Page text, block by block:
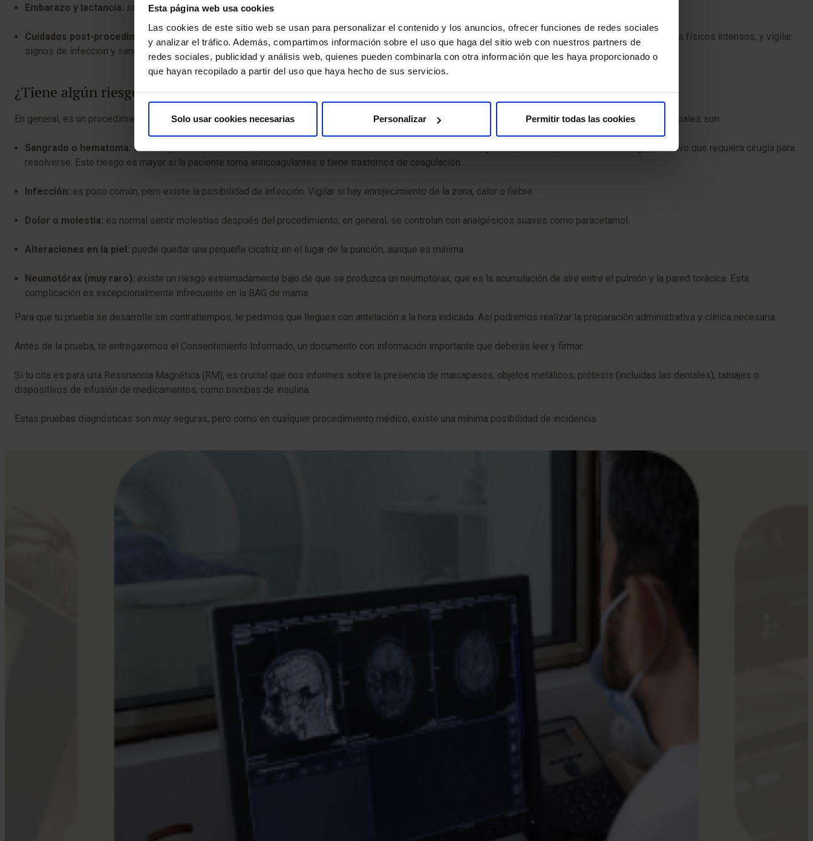
Esta página web usa cookies
Las cookies de este sitio web se usan para personalizar el contenido y los anuncios, ofrecer funciones de redes sociales
y analizar el tráfico. Además, compartimos información sobre el uso que haga del sitio web con nuestros partners de
redes sociales, publicidad y análisis web, quienes pueden combinarla con otra información que les haya proporcionado o
que hayan recopilado a partir del uso que haya hecho de sus servicios.
Solo usar cookies necesarias Personalizar Permitir todas las cookies
Embarazo y lactancia: se puede realizar en embarazadas y lactantes.
Cuidados post-procedimiento:
posteriormente al procedimiento, se recomienda compresión de la zona y aplicar hielo; también se deben evitar esfuerzos físicos intensos, y vigilar
signos de infección y sangrado activo. Se recomienda que acudas al hospital en caso de signos de alarma.
¿Tiene algún riesgo?
En general, es un procedimiento seguro, mínimamente invasivo y bien tolerado. Como en cualquier procedimiento médico, existen algunos riesgos. Los principales son:
Sangrado o hematoma: en la mayoría de los casos, se resuelve solo en unos días o semanas. En casos muy excepcionales, pudiera existir sangrado activo que requiera cirugía para
resolverse. Este riesgo es mayor si la paciente toma anticoagulantes o tiene trastornos de coagulación.
Infección: es poco común, pero existe la posibilidad de infección. Vigilar si hay enrojecimiento de la zona, calor o fiebre.
Dolor o molestia: es normal sentir molestias después del procedimiento; en general, se controlan con analgésicos suaves como paracetamol.
Alteraciones en la piel: puede quedar una pequeña cicatriz en el lugar de la punción, aunque es mínima.
Neumotórax (muy raro): existe un riesgo extremadamente bajo de que se produzca un neumotórax, que es la acumulación de aire entre el pulmón y la pared torácica. Esta
complicación es excepcionalmente infrecuente en la BAG de mama.
Para que tu prueba se desarrolle sin contratiempos, te pedimos que llegues con antelación a la hora indicada. Así podremos realizar la preparación administrativa y clínica necesaria.
Antes de la prueba, te entregaremos el Consentimiento Informado, un documento con información importante que deberás leer y firmar.
Si tu cita es para una Resonancia Magnética (RM), es crucial que nos informes sobre la presencia de marcapasos, objetos metálicos, prótesis (incluidas las dentales), tatuajes o
dispositivos de infusión de medicamentos, como bombas de insulina.
Estas pruebas diagnósticas son muy seguras, pero como en cualquier procedimiento médico, existe una mínima posibilidad de incidencia.